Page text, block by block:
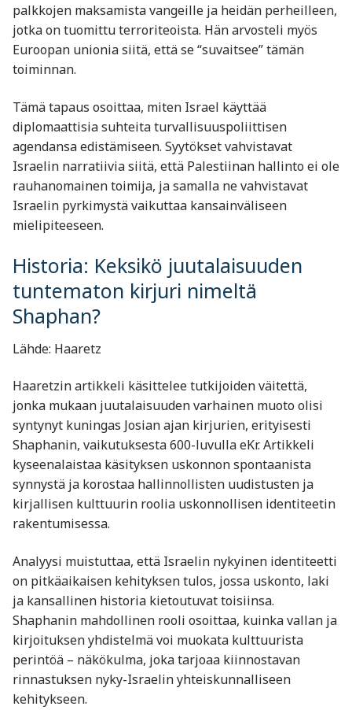
palkkojen maksamista vangeille ja heidän perheilleen,
jotka on tuomittu terroriteoista. Hän arvosteli myös
Euroopan unionia siitä, että se “suvaitsee” tämän
toiminnan.
Tämä tapaus osoittaa, miten Israel käyttää
diplomaattisia suhteita turvallisuuspoliittisen
agendansa edistämiseen. Syytökset vahvistavat
Israelin narratiivia siitä, että Palestiinan hallinto ei ole
rauhanomainen toimija, ja samalla ne vahvistavat
Israelin pyrkimystä vaikuttaa kansainväliseen
mielipiteeseen.
Historia: Keksikö juutalaisuuden
tuntematon kirjuri nimeltä
Shaphan?
Lähde: Haaretz
Haaretzin artikkeli käsittelee tutkijoiden väitettä,
jonka mukaan juutalaisuuden varhainen muoto olisi
syntynyt kuningas Josian ajan kirjurien, erityisesti
Shaphanin, vaikutuksesta 600-luvulla eKr. Artikkeli
kyseenalaistaa käsityksen uskonnon spontaanista
synnystä ja korostaa hallinnollisten uudistusten ja
kirjallisen kulttuurin roolia uskonnollisen identiteetin
rakentumisessa.
Analyysi muistuttaa, että Israelin nykyinen identiteetti
on pitkäaikaisen kehityksen tulos, jossa uskonto, laki
ja kansallinen historia kietoutuvat toisiinsa.
Shaphanin mahdollinen rooli osoittaa, kuinka vallan ja
kirjoituksen yhdistelmä voi muokata kulttuurista
perintöä – näkökulma, joka tarjoaa kiinnostavan
rinnastuksen nyky-Israelin yhteiskunnalliseen
kehitykseen.